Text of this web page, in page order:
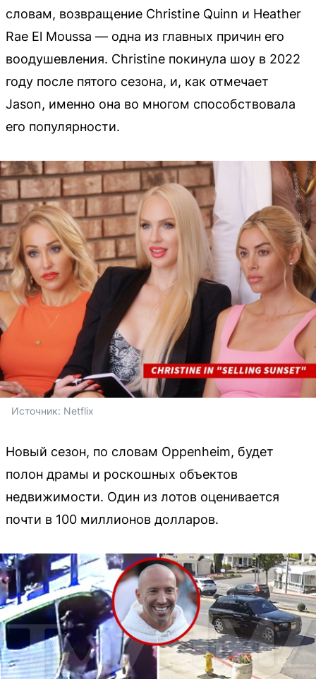
словам, возвращение Christine Quinn и Heather
Rae El Moussa — одна из главных причин его
воодушевления. Christine покинула шоу в 2022
году после пятого сезона, и, как отмечает
Jason, именно она во многом способствовала
его популярности.
Источник: Netflix
Новый сезон, по словам Oppenheim, будет
полон драмы и роскошных объектов
недвижимости. Один из лотов оценивается
почти в 100 миллионов долларов.